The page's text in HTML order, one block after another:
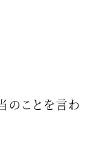
のことを言わ